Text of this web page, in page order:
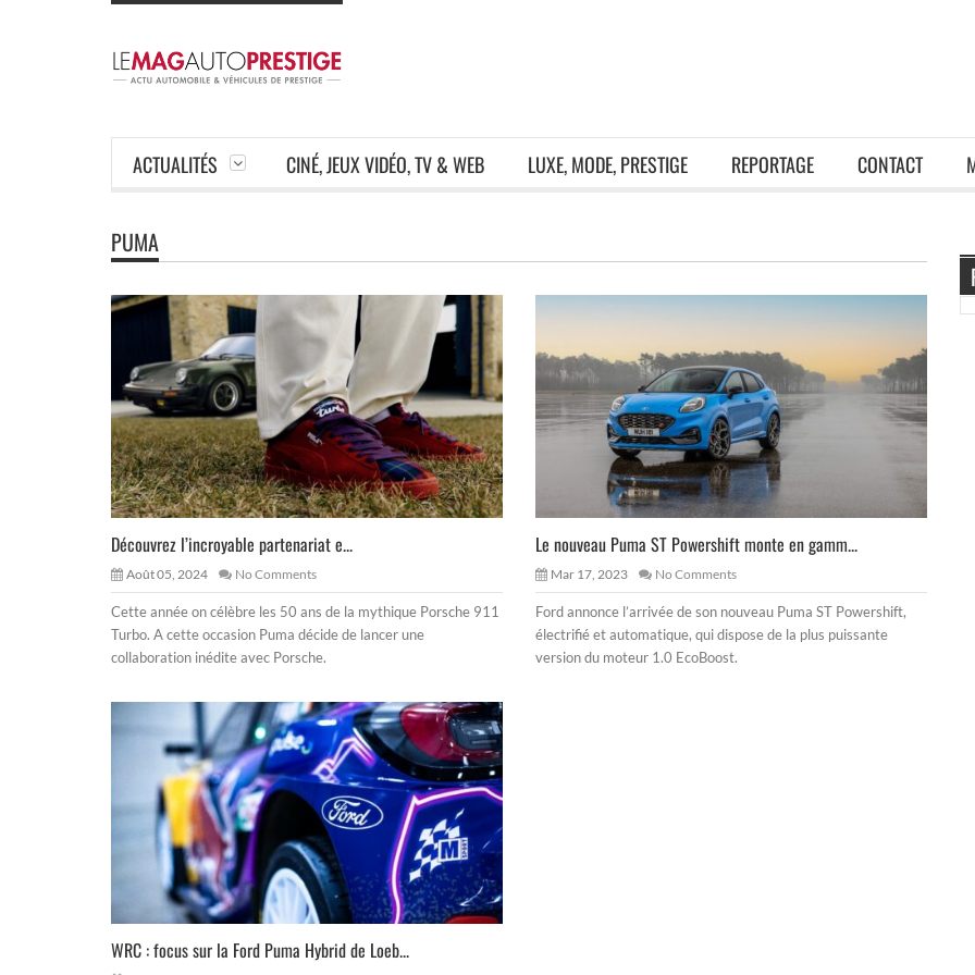
ACTUALITÉS CINÉ, JEUX VIDÉO, TV & WEB LUXE, MODE, PRESTIGE REPORTAGE CONTACT
PUMA
Découvrez l’incroyable partenariat e...
Août 05, 2024 No Comments
Cette année on célèbre les 50 ans de la mythique Porsche 911
Turbo. A cette occasion Puma décide de lancer une
collaboration inédite avec Porsche.
Le nouveau Puma ST Powershift monte en gamm...
Mar 17, 2023 No Comments
Ford annonce l’arrivée de son nouveau Puma ST Powershift,
électrifié et automatique, qui dispose de la plus puissante
version du moteur 1.0 EcoBoost.
WRC : focus sur la Ford Puma Hybrid de Loeb...